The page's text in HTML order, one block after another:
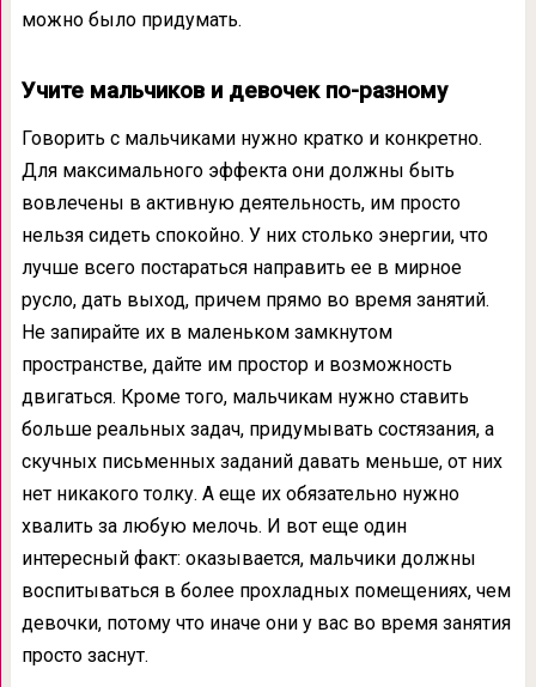
можно было придумать.
Учите мальчиков и девочек по-разному
Говорить с мальчиками нужно кратко и конкретно.
Для максимального эффекта они должны быть
вовлечены в активную деятельность, им просто
нельзя сидеть спокойно. У них столько энергии, что
лучше всего постараться направить ее в мирное
русло, дать выход, причем прямо во время занятий.
Не запирайте их в маленьком замкнутом
пространстве, дайте им простор и возможность
двигаться. Кроме того, мальчикам нужно ставить
больше реальных задач, придумывать состязания, а
скучных письменных заданий давать меньше, от них
нет никакого толку. А еще их обязательно нужно
хвалить за любую мелочь. И вот еще один
интересный факт: оказывается, мальчики должны
воспитываться в более прохладных помещениях, чем
девочки, потому что иначе они у вас во время занятия
просто заснут.